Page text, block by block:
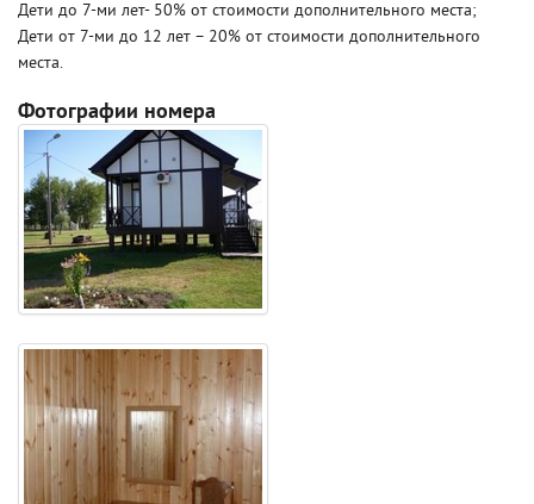
Дети до 7-ми лет- 50% от стоимости дополнительного места;
Дети от 7-ми до 12 лет – 20% от стоимости дополнительного
места.
Фотографии номера